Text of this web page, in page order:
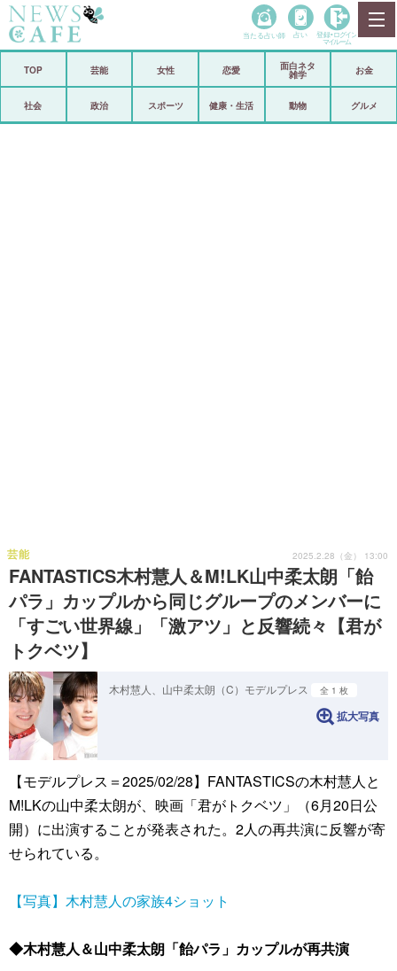
政治
当たる占い師 占い 登録• ログイン
マイルーム
TOP 芸能 女性 恋愛
面白ネタ
雑学
お金
社会 政治 スポーツ 健康・生活 動物 グルメ
FANTASTICS木村慧人＆M!LK山中柔太朗「飴
パラ」カップルから同じグループのメンバーに
「すごい世界線」「激アツ」と反響続々【君が
トクベツ】
芸能 2025.2.28（金） 13:00
木村慧人、山中柔太朗（C）モデルプレス 全 1 枚
拡大写真
【モデルプレス＝2025/02/28】FANTASTICSの木村慧人と
M!LKの山中柔太朗が、映画「君がトクベツ」（6月20日公
開）に出演することが発表された。2人の再共演に反響が寄
せられている。
【写真】木村慧人の家族4ショット
◆木村慧人＆山中柔太朗「飴パラ」カップルが再共演